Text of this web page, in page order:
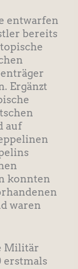
entwarfen
bereits
Ergänzt
auf
konnten
waren
Militär
erstmals